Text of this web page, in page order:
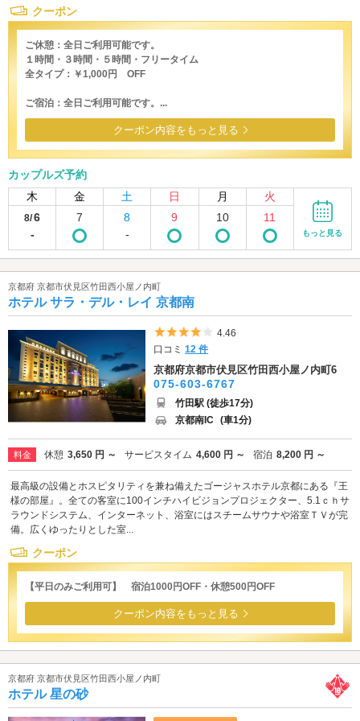
クーポン
ご休憩：全日ご利用可能です。
１時間・３時間・５時間・フリータイム
全タイプ：￥1,000円 OFF
ご宿泊：全日ご利用可能です。...
クーポン内容をもっと見る
カップルズ予約
木
金 土 日 月 火
8/6
-
7
8
-
9 10 11
もっと見る
京都府 京都市伏見区竹田西小屋ノ内町
ホテル サラ・デル・レイ 京都南
5つ星のうち4
4.46
口コミ12 件
京都府京都市伏見区竹田西小屋ノ内町6
075-603-6767
竹田駅 (徒歩17分)
京都南IC (車1分)
料金 休憩 3,650 円 ～ サービスタイム 4,600 円 ～ 宿泊 8,200 円 ～
最高級の設備とホスピタリティを兼ね備えたゴージャスホテル京都にある『王
様の部屋』。全ての客室に100インチハイビジョンプロジェクター、5.1ｃｈサ
ラウンドシステム、インターネット、浴室にはスチームサウナや浴室ＴＶが完
備。広くゆったりとした室...
クーポン
【平日のみご利用可】 宿泊1000円OFF・休憩500円OFF
クーポン内容をもっと見る
京都府 京都市伏見区竹田西小屋ノ内町
ホテル 星の砂